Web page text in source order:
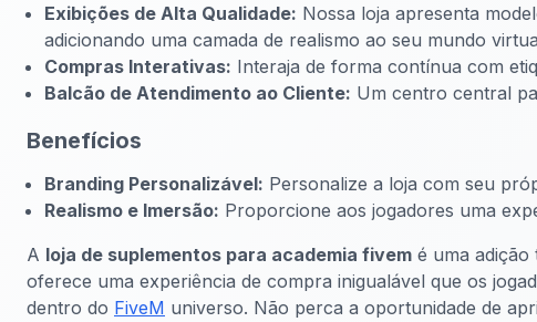
Exibições de Alta Qualidade: Nossa loja apresenta
adicionando uma camada de realismo ao seu mundo
Compras Interativas: Interaja de forma contínua com
Balcão de Atendimento ao Cliente: Um centro central
Benefícios
Branding Personalizável: Personalize a loja com seu
Realismo e Imersão: Proporcione aos jogadores uma
A loja de suplementos para academia fivem é uma adição
oferece uma experiência de compra inigualável que os
dentro do FiveM universo. Não perca a oportunidade de